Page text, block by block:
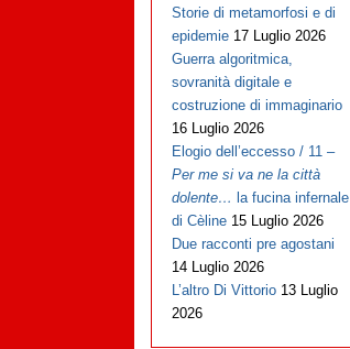
Storie di metamorfosi e di
epidemie 17 Luglio 2026
Guerra algoritmica,
sovranità digitale e
costruzione di immaginario
16 Luglio 2026
Elogio dell’eccesso / 11 –
Per me si va ne la città
dolente… la fucina infernale
di Cèline 15 Luglio 2026
Due racconti pre agostani
14 Luglio 2026
L’altro Di Vittorio 13 Luglio
2026